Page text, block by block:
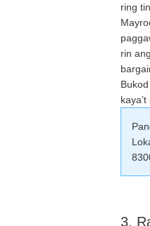
ring
rin
3.